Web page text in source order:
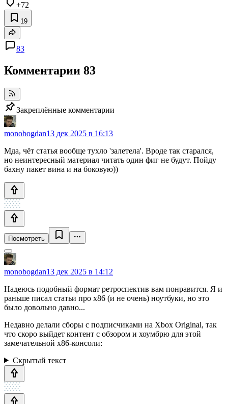
+72
19
83
Комментарии 83
Закреплённые комментарии
monobogdan13 дек 2025 в 16:13
Мда, чёт статья вообще тухло 'залетела'. Вроде так старался,
но неинтересный материал читать один фиг не будут. Пойду
бахну пакет вина и на боковую))
Посмотреть
monobogdan13 дек 2025 в 14:12
Надеюсь подобный формат ретроспектив вам понравится. Я и
раньше писал статьи про x86 (и не очень) ноутбуки, но это
было довольно давно...
Недавно делали сборы с подписчиками на Xbox Original, так
что скоро выйдет контент с обзором и хоумбрю для этой
замечательной x86-консоли:
Скрытый текст